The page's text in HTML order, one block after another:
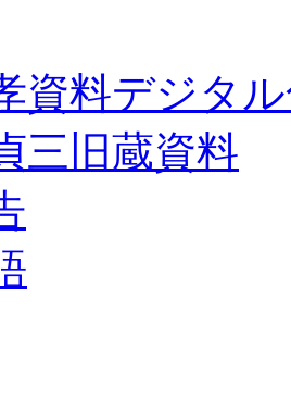
資料デジタ
三旧蔵資料